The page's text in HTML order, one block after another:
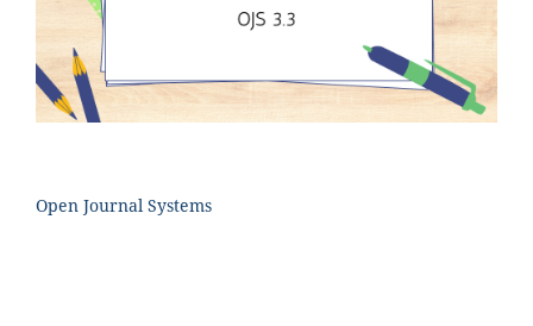
Open Journal Systems